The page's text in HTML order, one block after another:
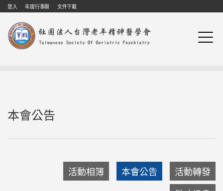
Skip to navigation
移至主內容
登入 年度行事曆 文件下載
本會公告
活動相簿 本會公告
活動轉發